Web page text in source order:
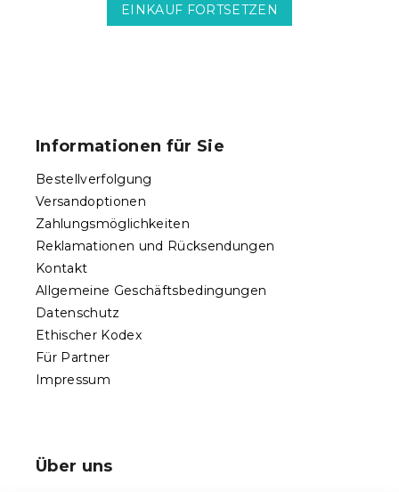
EINKAUF FORTSETZEN
Informationen für Sie
Bestellverfolgung
Versandoptionen
Zahlungsmöglichkeiten
Reklamationen und Rücksendungen
Kontakt
Allgemeine Geschäftsbedingungen
Datenschutz
Ethischer Kodex
Für Partner
Impressum
Über uns